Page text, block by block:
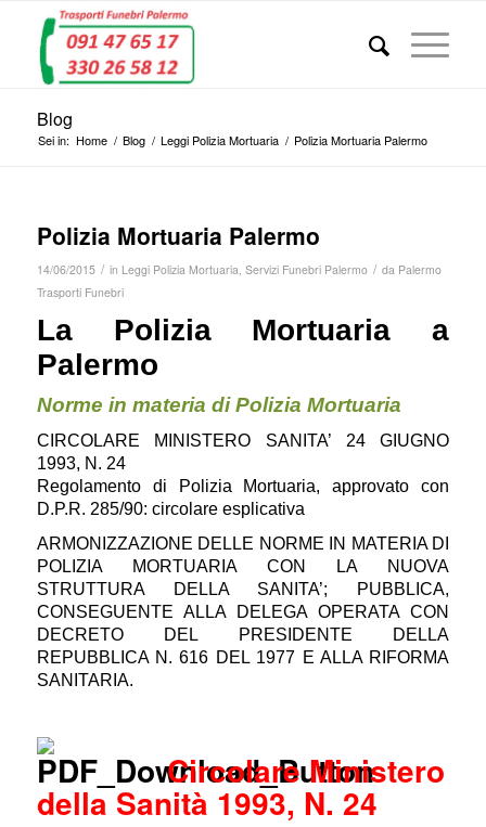
Blog
Sei in: Home / Blog / Leggi Polizia Mortuaria / Polizia Mortuaria Palermo
Polizia Mortuaria Palermo
14/06/2015 / in Leggi Polizia Mortuaria, Servizi Funebri Palermo / da Palermo
Trasporti Funebri
La Polizia Mortuaria a
Palermo
Norme in materia di Polizia Mortuaria
CIRCOLARE MINISTERO SANITA’ 24 GIUGNO
1993, N. 24
Regolamento di Polizia Mortuaria, approvato con
D.P.R. 285/90: circolare esplicativa
ARMONIZZAZIONE DELLE NORME IN MATERIA DI
POLIZIA MORTUARIA CON LA NUOVA
STRUTTURA DELLA SANITA’; PUBBLICA,
CONSEGUENTE ALLA DELEGA OPERATA CON
DECRETO DEL PRESIDENTE DELLA
REPUBBLICA N. 616 DEL 1977 E ALLA RIFORMA
SANITARIA.
Circolare Ministero
della Sanità 1993, N. 24